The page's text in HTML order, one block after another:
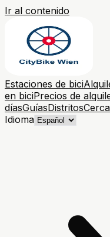
Ir al contenido
Estaciones de bici
en biciPrecios de
díasGuíasDistritos
Idioma